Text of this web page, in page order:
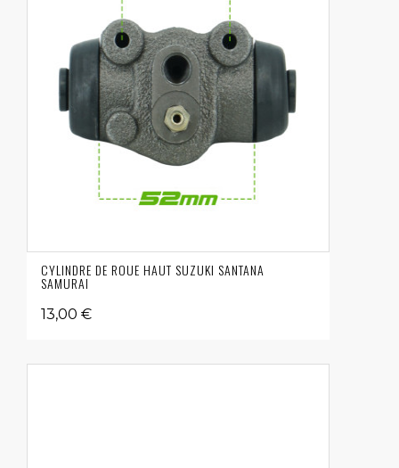
CYLINDRE DE ROUE HAUT SUZUKI SANTANA
SAMURAI
13,00 €